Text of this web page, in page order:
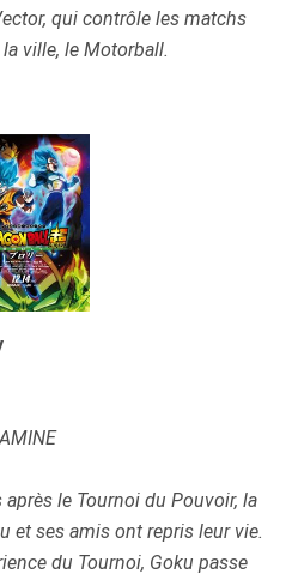
qui contrôle les matchs
ville, le Motorball.
après le Tournoi du Pouvoir, la
et ses amis ont repris leur vie.
du Tournoi, Goku passe